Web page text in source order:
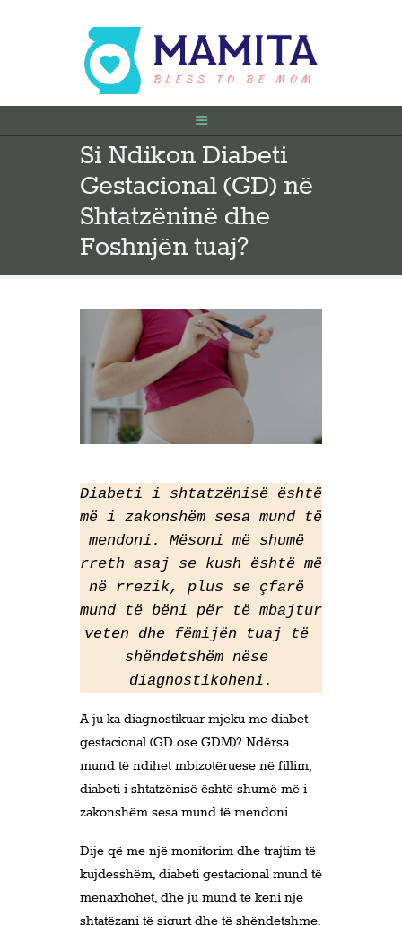
Si Ndikon Diabeti
Gestacional (GD) në
Shtatzëninë dhe
Foshnjën tuaj?
FILLIMI
PARA SHTATËZANIE
SHTATZËNË
VITI I PARË
KONTAKT
Diabeti i shtatzënisë është
më i zakonshëm sesa mund të
mendoni. Mësoni më shumë
rreth asaj se kush është më
në rrezik, plus se çfarë
mund të bëni për të mbajtur
veten dhe fëmijën tuaj të
shëndetshëm nëse
diagnostikoheni.
A ju ka diagnostikuar mjeku me diabet
gestacional (GD ose GDM)? Ndërsa
mund të ndihet mbizotëruese në fillim,
diabeti i shtatzënisë është shumë më i
zakonshëm sesa mund të mendoni.
Dije që me një monitorim dhe trajtim të
kujdesshëm, diabeti gestacional mund të
menaxhohet, dhe ju mund të keni një
shtatëzani të sigurt dhe të shëndetshme.